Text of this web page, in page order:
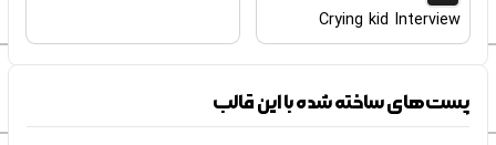
Crying kid Interview
پست‌های ساخته شده با این قالب